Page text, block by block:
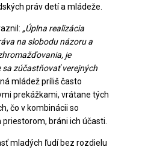
práv detí a mládeže.
„Úplna realizácia
na slobodu názoru a
je
zúčastňovať verejných
mládež príliš často
prekážkami, vrátane tých
čo v kombinácii so
bráni ich účasti.
mladých ľudí bez rozdielu